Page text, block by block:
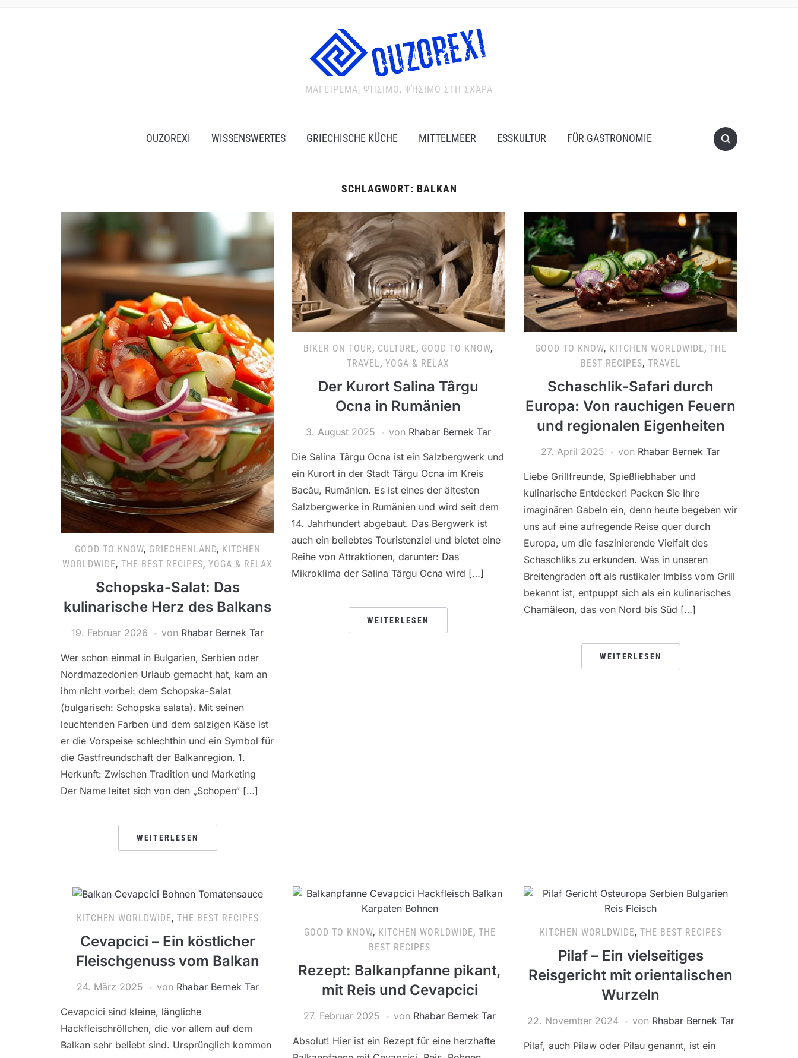
ΜΑΓΕΊΡΕΜΑ, ΨΉΣΙΜΟ, ΨΉΣΙΜΟ ΣΤΗ ΣΧΆΡΑ
OUZOREXI WISSENSWERTES GRIECHISCHE KÜCHE MITTELMEER ESSKULTUR FÜR GASTRONOMIE
SCHLAGWORT: BALKAN
GOOD TO KNOW, GRIECHENLAND, KITCHEN
WORLDWIDE, THE BEST RECIPES, YOGA & RELAX
Schopska-Salat: Das
kulinarische Herz des Balkans
19. Februar 2026 von Rhabar Bernek Tar
Wer schon einmal in Bulgarien, Serbien oder
Nordmazedonien Urlaub gemacht hat, kam an
ihm nicht vorbei: dem Schopska-Salat
(bulgarisch: Schopska salata). Mit seinen
leuchtenden Farben und dem salzigen Käse ist
er die Vorspeise schlechthin und ein Symbol für
die Gastfreundschaft der Balkanregion. 1.
Herkunft: Zwischen Tradition und Marketing
Der Name leitet sich von den „Schopen“ […]
WEITERLESEN
BIKER ON TOUR, CULTURE, GOOD TO KNOW,
TRAVEL,YOGA & RELAX
Der Kurort Salina Târgu
Ocna in Rumänien
3. August 2025 von Rhabar Bernek Tar
Die Salina Târgu Ocna ist ein Salzbergwerk und
ein Kurort in der Stadt Târgu Ocna im Kreis
Bacău, Rumänien. Es ist eines der ältesten
Salzbergwerke in Rumänien und wird seit dem
14. Jahrhundert abgebaut. Das Bergwerk ist
auch ein beliebtes Touristenziel und bietet eine
Reihe von Attraktionen, darunter: Das
Mikroklima der Salina Târgu Ocna wird […]
WEITERLESEN
GOOD TO KNOW, KITCHEN WORLDWIDE, THE
BEST RECIPES, TRAVEL
Schaschlik-Safari durch
Europa: Von rauchigen Feuern
und regionalen Eigenheiten
27. April 2025 von Rhabar Bernek Tar
Liebe Grillfreunde, Spießliebhaber und
kulinarische Entdecker! Packen Sie Ihre
imaginären Gabeln ein, denn heute begeben wir
uns auf eine aufregende Reise quer durch
Europa, um die faszinierende Vielfalt des
Schaschliks zu erkunden. Was in unseren
Breitengraden oft als rustikaler Imbiss vom Grill
bekannt ist, entpuppt sich als ein kulinarisches
Chamäleon, das von Nord bis Süd […]
WEITERLESEN
KITCHEN WORLDWIDE, THE BEST RECIPES
Cevapcici – Ein köstlicher
Fleischgenuss vom Balkan
24. März 2025 von Rhabar Bernek Tar
Cevapcici sind kleine, längliche
Hackfleischröllchen, die vor allem auf dem
Balkan sehr beliebt sind. Ursprünglich kommen
GOOD TO KNOW, KITCHEN WORLDWIDE, THE
BEST RECIPES
Rezept: Balkanpfanne pikant,
mit Reis und Cevapcici
27. Februar 2025 von Rhabar Bernek Tar
Absolut! Hier ist ein Rezept für eine herzhafte
KITCHEN WORLDWIDE, THE BEST RECIPES
Pilaf – Ein vielseitiges
Reisgericht mit orientalischen
Wurzeln
22. November 2024 von Rhabar Bernek Tar
Pilaf, auch Pilaw oder Pilau genannt, ist ein